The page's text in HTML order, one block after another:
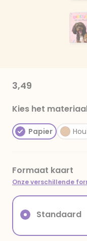
3,49
Kies het
Papier
Formaat kaart
Onze verschillende
Standaard